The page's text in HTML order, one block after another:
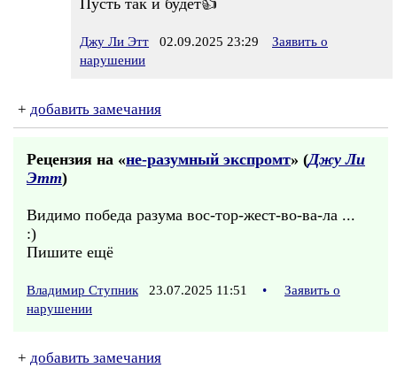
Пусть так и будет👍
Джу Ли Этт 02.09.2025 23:29
Заявить о
нарушении
+ добавить замечания
Рецензия на «не-разумный экспромт» (Джу Ли
Этт)
Видимо победа разума вос-тор-жест-во-ва-ла ...
:)
Пишите ещё
Владимир Ступник 23.07.2025 11:51 •
Заявить о
нарушении
+ добавить замечания